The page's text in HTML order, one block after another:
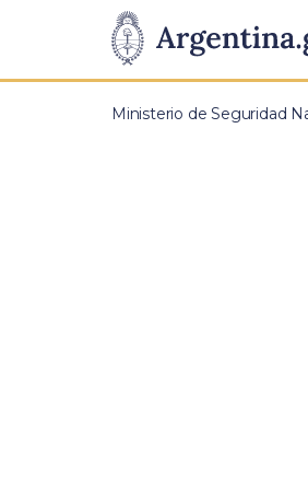
Presidencia
de
Pasar al contenido principal
Ministerio de Seguridad